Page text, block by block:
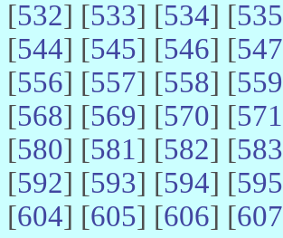
[532] [533] [534] [535
[544] [545] [546] [547
[556] [557] [558] [559
[568] [569] [570] [571
[580] [581] [582] [583
[592] [593] [594] [595
[604] [605] [606] [607